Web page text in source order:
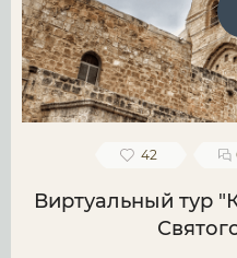
42
Виртуальный тур